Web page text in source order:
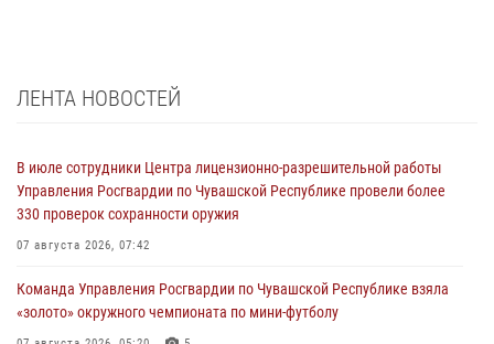
ЛЕНТА НОВОСТЕЙ
В июле сотрудники Центра лицензионно-разрешительной работы
Управления Росгвардии по Чувашской Республике провели более
330 проверок сохранности оружия
07 августа 2026, 07:42
Команда Управления Росгвардии по Чувашской Республике взяла
«золото» окружного чемпионата по мини-футболу